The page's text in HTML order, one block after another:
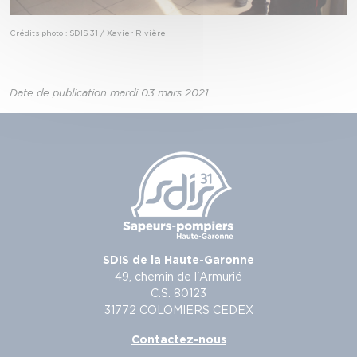
Crédits photo : SDIS 31 / Xavier Rivière
Date de publication mardi 03 mars 2021
SDIS de la Haute-Garonne
49, chemin de l'Armurié
C.S. 80123
31772 COLOMIERS CEDEX
Contactez-nous